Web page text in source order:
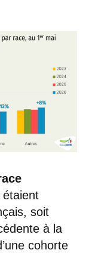
étaient
soit
à la
cohorte